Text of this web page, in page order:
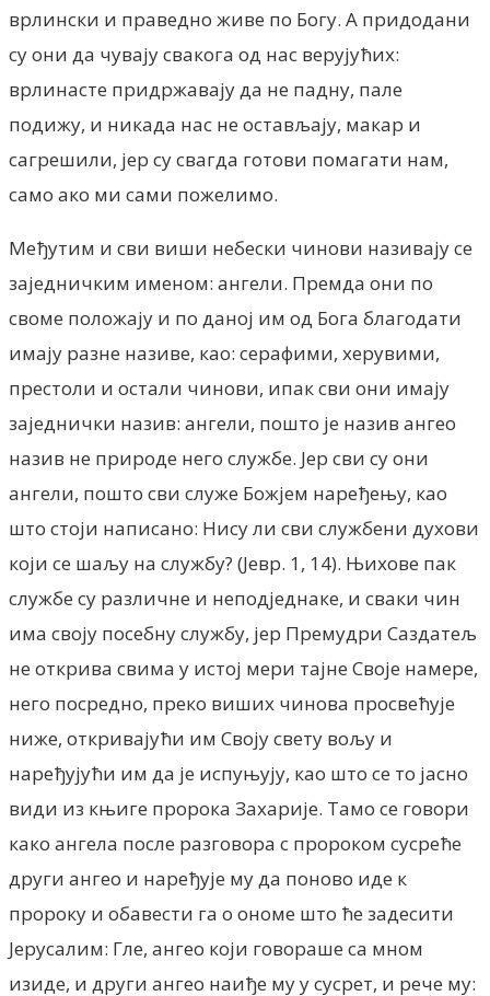
врлински и праведно живе по Богу. А придодани
су они да чувају свакога од нас верујућих:
врлинасте придржавају да не падну, пале
подижу, и никада нас не остављају, макар и
сагрешили, јер су свагда готови помагати нам,
само ако ми сами пожелимо.
Међутим и сви виши небески чинови називају се
заједничким именом: ангели. Премда они по
своме положају и по даној им од Бога благодати
имају разне називе, као: серафими, херувими,
престоли и остали чинови, ипак сви они имају
заједнички назив: ангели, пошто је назив ангео
назив не природе него службе. Јер сви су они
ангели, пошто сви служе Божјем наређењу, као
што стоји написано: Нису ли сви службени духови
који се шаљу на службу? (Јевр. 1, 14). Њихове пак
службе су различне и неподједнаке, и сваки чин
има своју посебну службу, јер Премудри Саздатељ
не открива свима у истој мери тајне Своје намере,
него посредно, преко виших чинова просвећује
ниже, откривајући им Своју свету вољу и
наређујући им да је испуњују, као што се то јасно
види из књиге пророка Захарије. Тамо се говори
како ангела после разговора с пророком сусреће
други ангео и наређује му да поново иде к
пророку и обавести га о ономе што ће задесити
Јерусалим: Гле, ангео који говораше са мном
изиде, и други ангео наиђе му у сусрет, и рече му: